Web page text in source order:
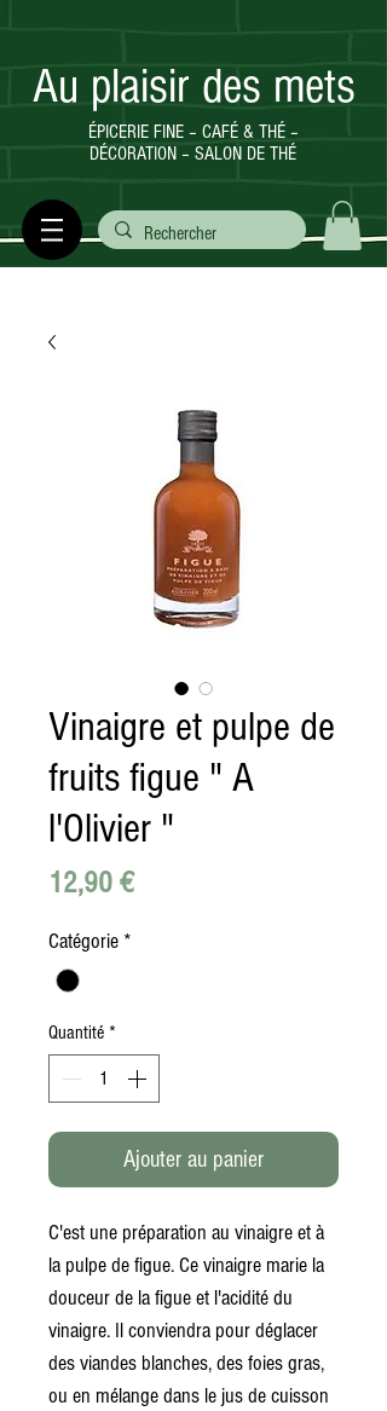
ÉPICERIE FINE – CAFÉ & THÉ –
DÉCORATION – SALON DE THÉ
Au plaisir des mets
Vinaigre et pulpe de
fruits figue " A
l'Olivier "
12,90 €Prix
Catégorie *
Quantité *
Ajouter au panier
C'est une préparation au vinaigre et à
la pulpe de figue. Ce vinaigre marie la
douceur de la figue et l'acidité du
vinaigre. Il conviendra pour déglacer
des viandes blanches, des foies gras,
ou en mélange dans le jus de cuisson